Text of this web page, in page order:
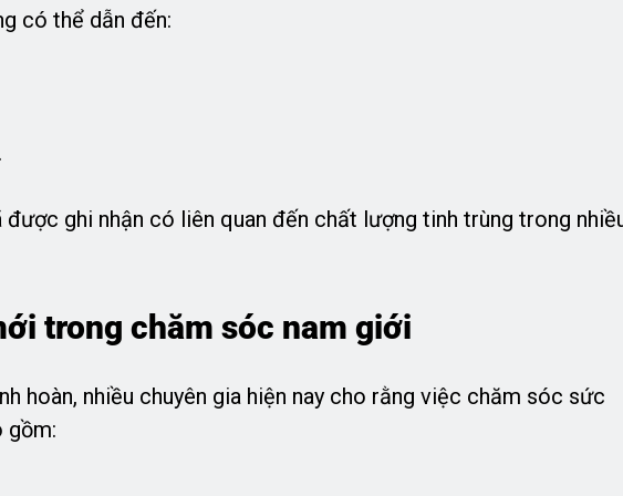
có thể dẫn đến:
được ghi nhận có liên quan đến chất lượng tinh trùng trong
trong chăm sóc nam giới
hoàn, nhiều chuyên gia hiện nay cho rằng việc chăm sóc sức
gồm: